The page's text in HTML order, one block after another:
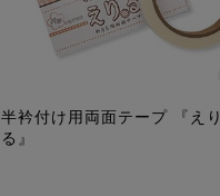
半衿付け用両面テープ 『えり
る』